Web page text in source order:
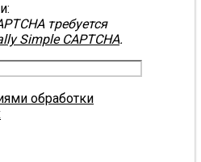
требуется
Simple CAPTCHA.
обработки